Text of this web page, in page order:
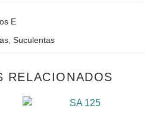
E
Suculentas
RELACIONADOS